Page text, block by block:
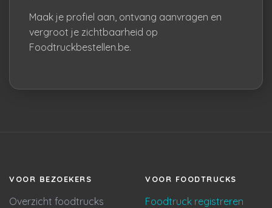
Maak je profiel aan, ontvang aanvragen en
vergroot je zichtbaarheid op
Foodtruckbestellen.be.
VOOR BEZOEKERS
Overzicht foodtrucks
VOOR FOODTRUCKS
Foodtruck registreren